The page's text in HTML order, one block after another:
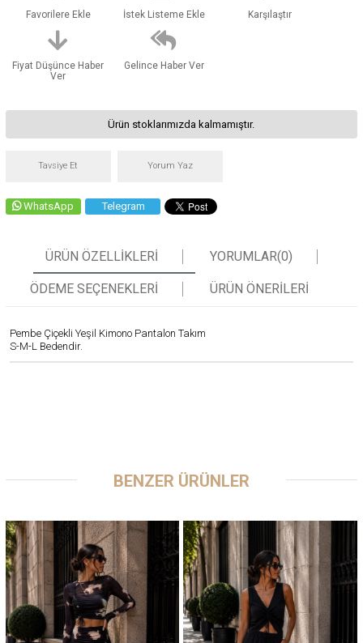
Favorilere Ekle İstek Listeme Ekle Karşılaştır
Fiyat Düşünce Haber
Ver
Gelince Haber Ver
Ürün stoklarımızda kalmamıştır.
Tavsiye Et Yorum Yaz
WhatsApp Telegram
ÜRÜN ÖZELLIKLERI YORUMLAR(0)
ÖDEME SEÇENEKLERI ÜRÜN ÖNERILERI
Pembe Çiçekli Yeşil Kimono Pantalon Takım
S-M-L Bedendir.
BENZER ÜRÜNLER